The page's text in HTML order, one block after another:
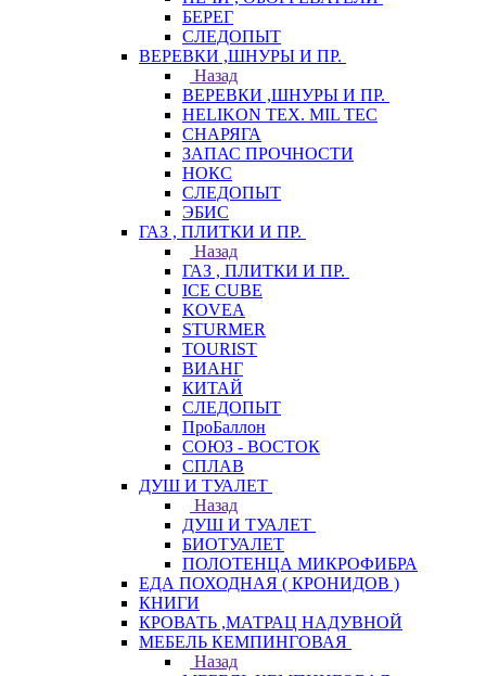
БЕРЕГ
СЛЕДОПЫТ
ВЕРЕВКИ ,ШНУРЫ И ПР.
Назад
ВЕРЕВКИ ,ШНУРЫ И ПР.
HELIKON TEX. MIL TEC
СНАРЯГА
ЗАПАС ПРОЧНОСТИ
НОКС
СЛЕДОПЫТ
ЭБИС
ГАЗ , ПЛИТКИ И ПР.
Назад
ГАЗ , ПЛИТКИ И ПР.
ICE CUBE
KOVEA
STURMER
TOURIST
ВИАНГ
КИТАЙ
СЛЕДОПЫТ
ПроБаллон
СОЮЗ - ВОСТОК
СПЛАВ
ДУШ И ТУАЛЕТ
Назад
ДУШ И ТУАЛЕТ
БИОТУАЛЕТ
ПОЛОТЕНЦА МИКРОФИБРА
ЕДА ПОХОДНАЯ ( КРОНИДОВ )
КНИГИ
КРОВАТЬ ,МАТРАЦ НАДУВНОЙ
МЕБЕЛЬ КЕМПИНГОВАЯ
Назад